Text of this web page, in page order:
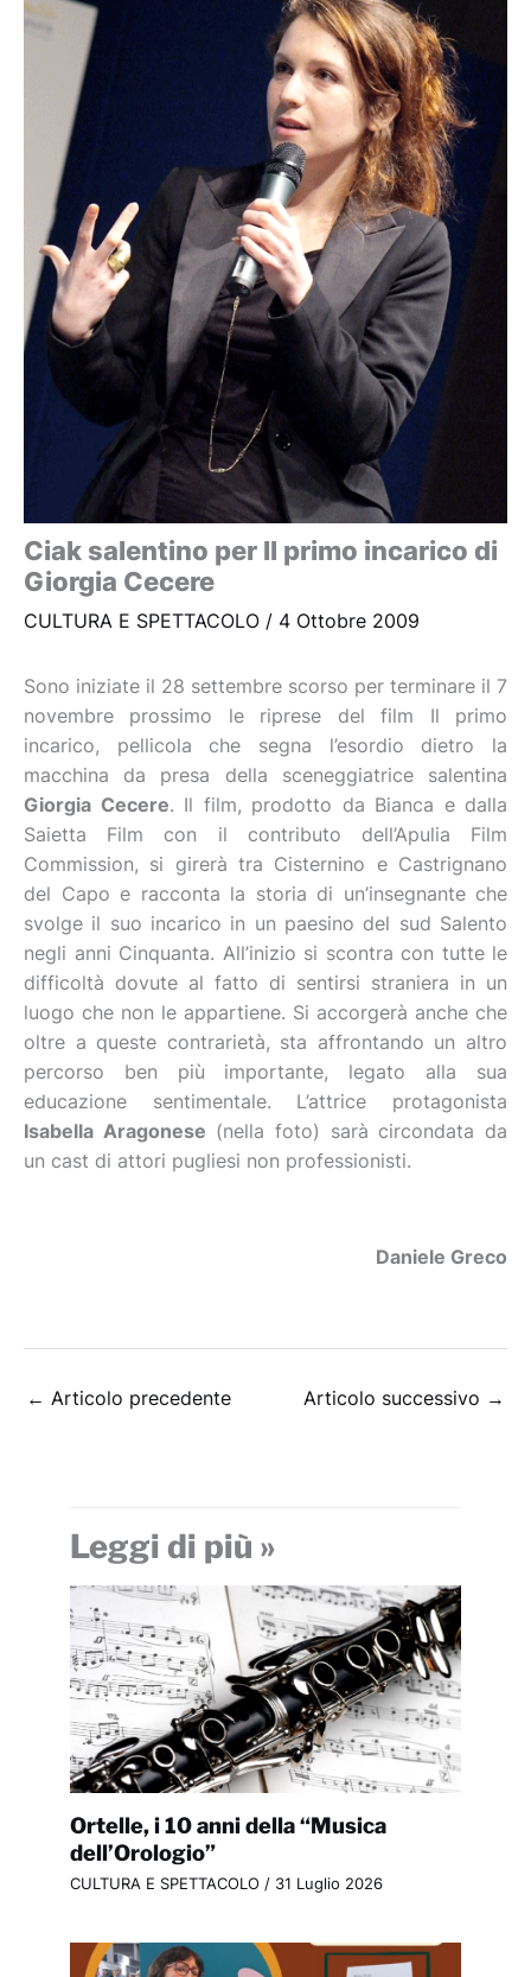
Ciak salentino per Il primo incarico di
Giorgia Cecere
CULTURA E SPETTACOLO / 4 Ottobre 2009
Sono iniziate il 28 settembre scorso per terminare il 7
novembre prossimo le riprese del film Il primo
incarico, pellicola che segna l’esordio dietro la
macchina da presa della sceneggiatrice salentina
Giorgia Cecere. Il film, prodotto da Bianca e dalla
Saietta Film con il contributo dell’Apulia Film
Commission, si girerà tra Cisternino e Castrignano
del Capo e racconta la storia di un’insegnante che
svolge il suo incarico in un paesino del sud Salento
negli anni Cinquanta. All’inizio si scontra con tutte le
difficoltà dovute al fatto di sentirsi straniera in un
luogo che non le appartiene. Si accorgerà anche che
oltre a queste contrarietà, sta affrontando un altro
percorso ben più importante, legato alla sua
educazione sentimentale. L’attrice protagonista
Isabella Aragonese (nella foto) sarà circondata da
un cast di attori pugliesi non professionisti.
Daniele Greco
← Articolo precedente Articolo successivo →
Leggi di più »
Ortelle, i 10 anni della “Musica
dell’Orologio”
CULTURA E SPETTACOLO / 31 Luglio 2026